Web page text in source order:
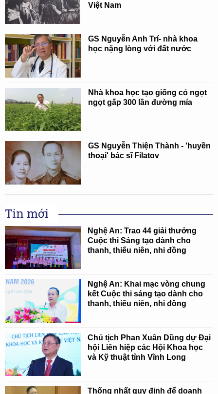
Việt Nam
GS Nguyễn Anh Trí- nhà khoa
học nặng lòng với đất nước
Nhà khoa học tạo giống cỏ ngọt
ngọt gấp 300 lần đường mía
GS Nguyễn Thiện Thành - 'huyền
thoại' bác sĩ Filatov
Tin mới
Nghệ An: Trao 44 giải thưởng
Cuộc thi Sáng tạo dành cho
thanh, thiếu niên, nhi đồng
Nghệ An: Khai mạc vòng chung
kết Cuộc thi sáng tạo dành cho
thanh, thiếu niên, nhi đồng
Chủ tịch Phan Xuân Dũng dự Đại
hội Liên hiệp các Hội Khoa học
và Kỹ thuật tỉnh Vĩnh Long
Thống nhất quy định để doanh